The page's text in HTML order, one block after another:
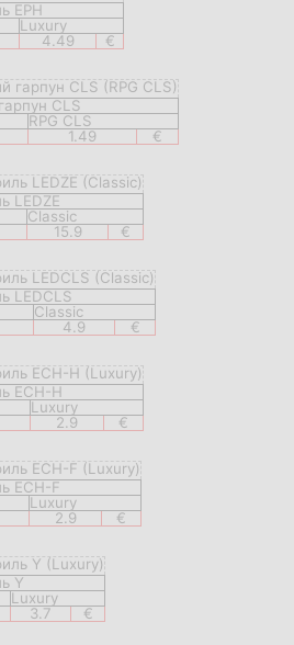
EPH
Luxury
4.49 €
CLS
RPG CLS
1.49 €
LEDZE
Classic
15.9 €
LEDCLS
Classic
4.9 €
ECH-H
Luxury
2.9 €
ECH-F
Luxury
2.9 €
Y
Luxury
3.7 €